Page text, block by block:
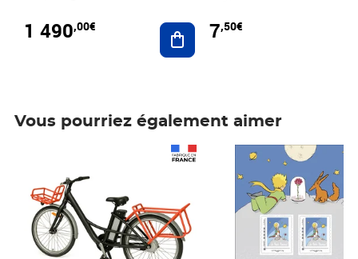
1 490,00€ Ajouter au panier
7,50€
Vous pourriez également aimer
Prix 7,50€